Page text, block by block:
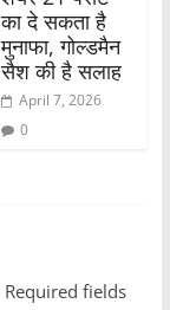
का दे सकता है
मुनाफा, गोल्डमैन
सैश की है सलाह
April 7, 2026
0
Required fields